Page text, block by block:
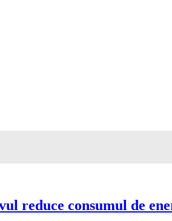
reduce consumul de